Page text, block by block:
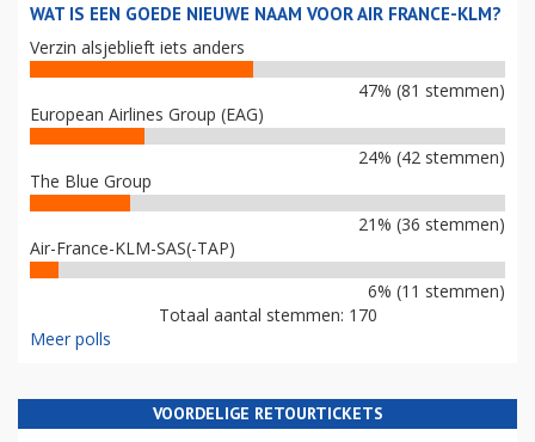
WAT IS EEN GOEDE NIEUWE NAAM VOOR AIR FRANCE-KLM?
Verzin alsjeblieft iets anders
47% (81 stemmen)
European Airlines Group (EAG)
24% (42 stemmen)
The Blue Group
21% (36 stemmen)
Air-France-KLM-SAS(-TAP)
6% (11 stemmen)
Totaal aantal stemmen: 170
Meer polls
VOORDELIGE RETOURTICKETS